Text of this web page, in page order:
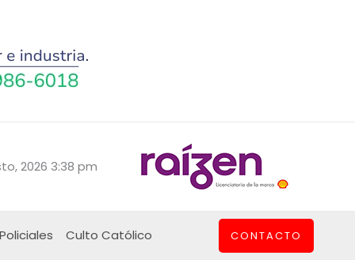
2026 3:38 pm
Policiales Culto Católico CONTACTO